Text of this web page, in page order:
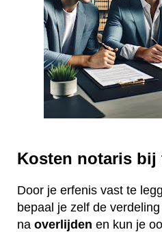
Kosten notaris bij
Door je erfenis vast te
bepaal je zelf de
na overlijden en kun je